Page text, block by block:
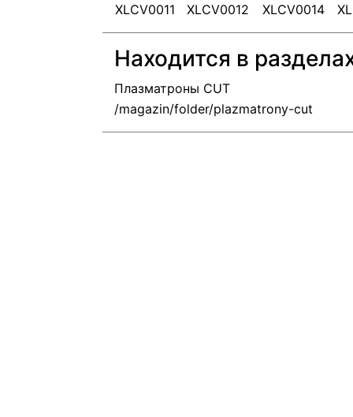
XLCV0011 XLCV0012 XLCV0014
Находится в
Плазматроны CUT